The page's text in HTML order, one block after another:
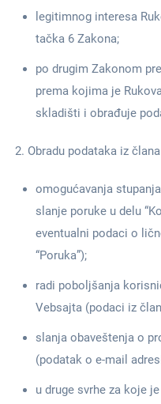
legitimnog interesa
tačka 6 Zakona;
po drugim Zakonom
prema kojima je
skladišti i obrađuje
Obradu podataka iz
omogućavanja
slanje poruke u delu
eventualni podaci o
“Poruka”);
radi poboljšanja
Vebsajta (podaci iz
slanja obaveštenja o
(podatak o e-mail
u druge svrhe za koje